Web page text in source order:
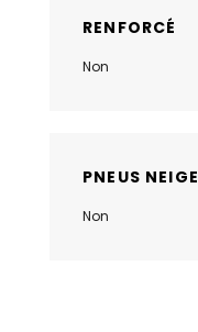
RENFORCÉ
Non
PNEUS NEIGE
Non